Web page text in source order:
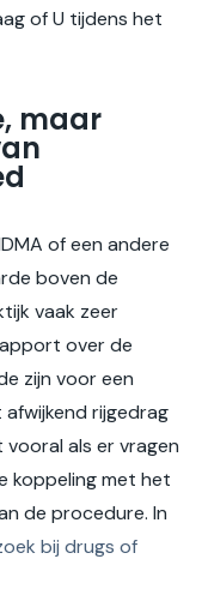
of U tijdens het
maar
of een andere
boven de
vaak zeer
over de
zijn voor een
rijgedrag
als er vragen
koppeling met het
de procedure. In
bij drugs of